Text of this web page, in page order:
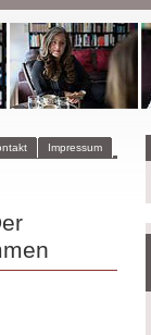
Impressum